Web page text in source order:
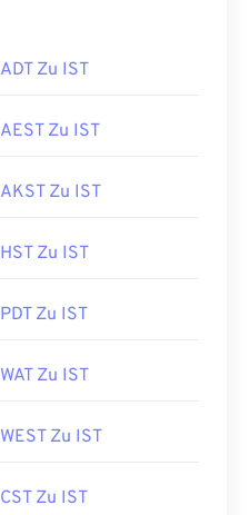
ADT Zu IST
AEST Zu IST
AKST Zu IST
HST Zu IST
PDT Zu IST
WAT Zu IST
WEST Zu IST
CST Zu IST